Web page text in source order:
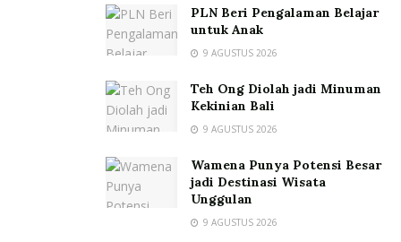
PLN Beri Pengalaman Belajar
untuk Anak
9 AGUSTUS 2026
Teh Ong Diolah jadi Minuman
Kekinian Bali
9 AGUSTUS 2026
Wamena Punya Potensi Besar
jadi Destinasi Wisata
Unggulan
9 AGUSTUS 2026